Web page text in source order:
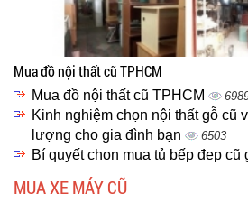
Mua đồ nội thất cũ TPHCM
Mua đồ nội thất cũ TPHCM
Kinh nghiệm chọn nội thất gỗ cũ
lượng cho gia đình bạn
6503
Bí quyết chọn mua tủ bếp đẹp cũ
MUA XE MÁY CŨ